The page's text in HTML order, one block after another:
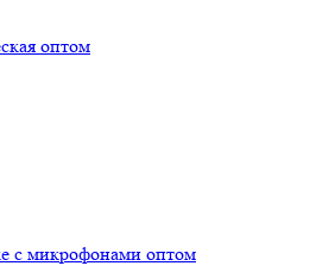
оптом
с микрофонами оптом